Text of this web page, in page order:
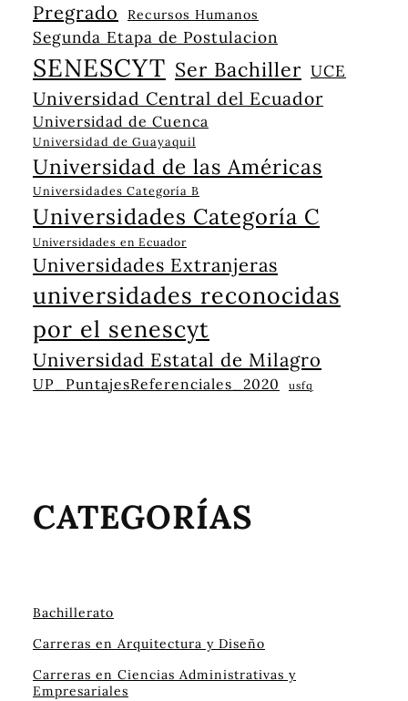
Pregrado Recursos Humanos
Segunda Etapa de Postulacion
SENESCYT Ser Bachiller UCE
Universidad Central del Ecuador
Universidad de Cuenca
Universidad de Guayaquil
Universidad de las Américas
Universidades Categoría B
Universidades Categoría C
Universidades en Ecuador
Universidades Extranjeras
universidades reconocidas
por el senescyt
Universidad Estatal de Milagro
UP_PuntajesReferenciales_2020 usfq
CATEGORÍAS
Bachillerato
Carreras en Arquitectura y Diseño
Carreras en Ciencias Administrativas y
Empresariales